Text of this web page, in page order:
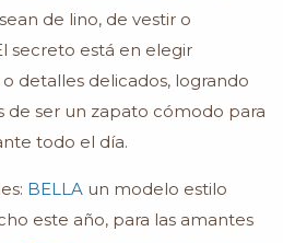
de lino, de vestir o
secreto está en elegir
detalles delicados, logrando
de ser un zapato cómodo para
todo el día.
BELLA un modelo estilo
este año, para las amantes